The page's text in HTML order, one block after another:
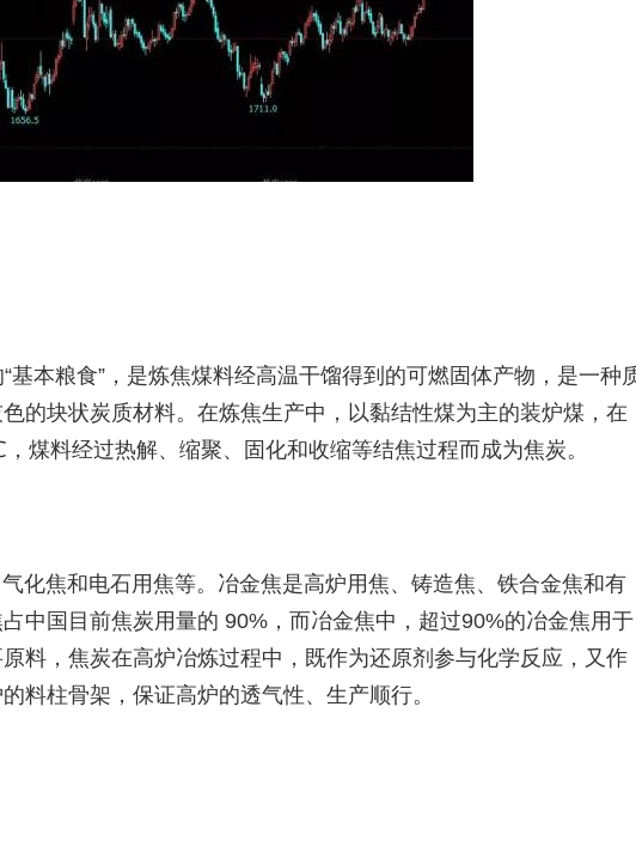
基本粮食”，是炼焦煤料经高温干馏得到的可燃固体产物，是一种
的块状炭质材料。在炼焦生产中，以黏结性煤为主的装炉煤，在
煤料经过热解、缩聚、固化和收缩等结焦过程而成为焦炭。
化焦和电石用焦等。冶金焦是高炉用焦、铸造焦、铁合金焦和有
中国目前焦炭用量的 90%，而冶金焦中，超过90%的冶金焦用于
料，焦炭在高炉冶炼过程中，既作为还原剂参与化学反应，又作
料柱骨架，保证高炉的透气性、生产顺行。